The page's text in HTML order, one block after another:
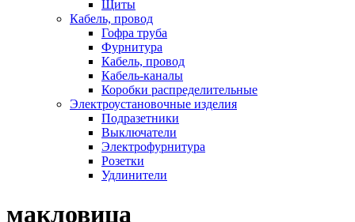
Щиты
Кабель, провод
Гофра труба
Фурнитура
Кабель, провод
Кабель-каналы
Коробки распределительные
Электроустановочные изделия
Подразетники
Выключатели
Электрофурнитура
Розетки
Удлинители
макловица